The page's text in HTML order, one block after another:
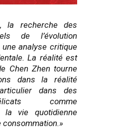
la recherche des
de l’évolution
analyse critique
La réalité est
Chen Zhen tourne
dans la réalité
dans des
comme
la vie quotidienne